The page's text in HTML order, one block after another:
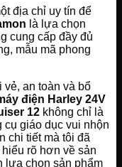
địa chỉ uy tín để
là lựa chọn
cung cấp đầy đủ
mẫu mã phong
an toàn và bổ
điện Harley 24V
12 không chỉ là
cụ giáo dục vui nhộn
chi tiết mà tôi đã
rõ hơn về sản
lựa chọn sản phẩm